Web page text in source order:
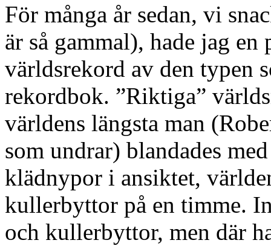
För många år sedan, vi
är så gammal), hade jag
världsrekord av den typen
rekordbok. ”Riktiga”
världens längsta man
som undrar) blandades
klädnypor i ansiktet,
kullerbyttor på en timme.
och kullerbyttor, men där